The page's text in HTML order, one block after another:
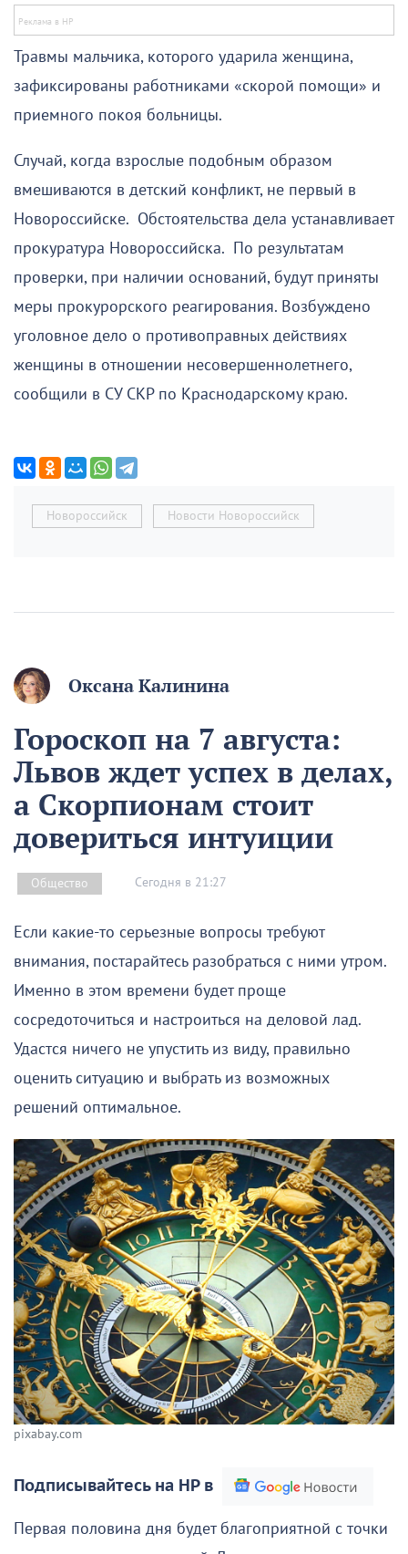
Травмы мальчика, которого ударила женщина,
зафиксированы работниками «скорой помощи» и
приемного покоя больницы.
Случай, когда взрослые подобным образом
вмешиваются в детский конфликт, не первый в
Новороссийске. Обстоятельства дела устанавливает
прокуратура Новороссийска. По результатам
проверки, при наличии оснований, будут приняты
меры прокурорского реагирования. Возбуждено
уголовное дело о противоправных действиях
женщины в отношении несовершеннолетнего,
сообщили в СУ СКР по Краснодарскому краю.
Новороссийск Новости Новороссийск
Оксана Калинина
Гороскоп на 7 августа:
Львов ждет успех в делах,
а Скорпионам стоит
довериться интуиции
Общество Сегодня в 21:27
Если какие-то серьезные вопросы требуют
внимания, постарайтесь разобраться с ними утром.
Именно в этом времени будет проще
сосредоточиться и настроиться на деловой лад.
Удастся ничего не упустить из виду, правильно
оценить ситуацию и выбрать из возможных
решений оптимальное.
pixabay.com
Подписывайтесь на НР в
Первая половина дня будет благоприятной с точки